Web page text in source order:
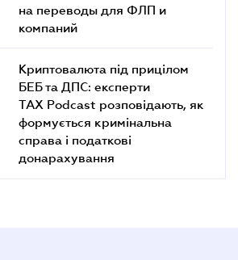
на переводы для ФЛП и
компаний
Криптовалюта під прицілом
БЕБ та ДПС: експерти
TAX Podcast розповідають, як
формується кримінальна
справа і податкові
донарахування